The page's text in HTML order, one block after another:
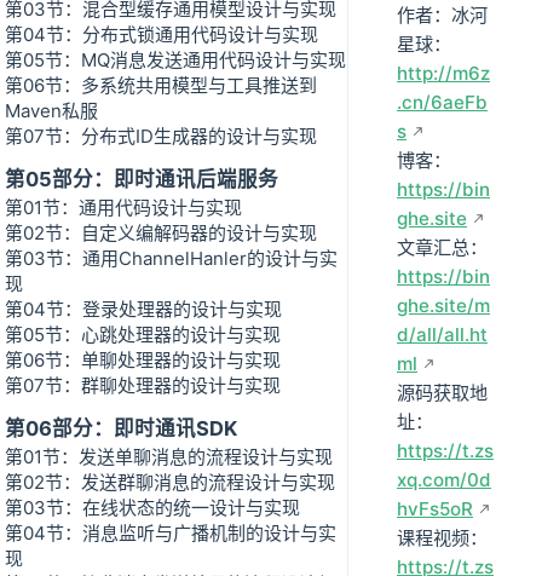
第03节：混合型缓存通用模型设计与实现
第04节：分布式锁通用代码设计与实现
第05节：MQ消息发送通用代码设计与实现
第06节：多系统共用模型与工具推送到
Maven私服
第07节：分布式ID生成器的设计与实现
第05部分：即时通讯后端服务
第01节：通用代码设计与实现
第02节：自定义编解码器的设计与实现
第03节：通用ChannelHanler的设计与实
现
第04节：登录处理器的设计与实现
第05节：心跳处理器的设计与实现
第06节：单聊处理器的设计与实现
第07节：群聊处理器的设计与实现
第06部分：即时通讯SDK
第01节：发送单聊消息的流程设计与实现
第02节：发送群聊消息的流程设计与实现
第03节：在线状态的统一设计与实现
第04节：消息监听与广播机制的设计与实
现
作者：冰河
星球：
http://m6z
.cn/6aeFb
s
博客：
https://bin
ghe.site
文章汇总：
https://bin
ghe.site/m
d/all/all.ht
ml
源码获取地
址：
https://t.zs
xq.com/0d
hvFs5oR
课程视频：
https://t.zs